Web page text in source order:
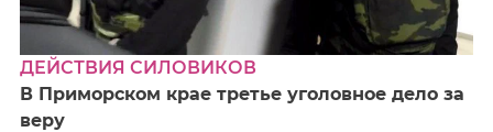
ДЕЙСТВИЯ СИЛОВИКОВ
В Приморском крае третье уголовное дело за
веру